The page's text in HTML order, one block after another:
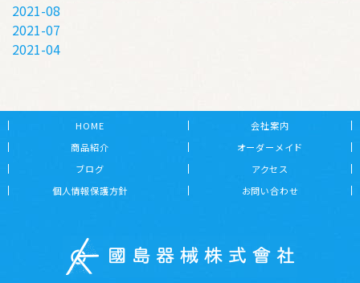
2021-08
2021-07
2021-04
HOME
会社案内
商品紹介
オーダーメイド
ブログ
アクセス
個人情報保護方針
お問い合わせ